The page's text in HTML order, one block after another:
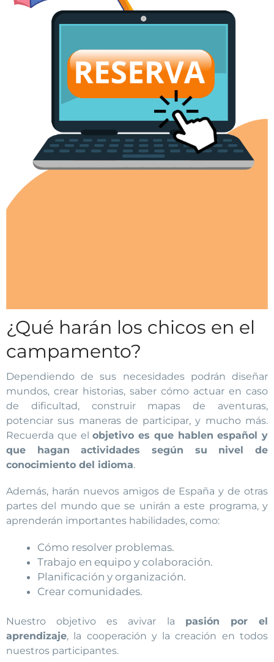
¿Qué harán los chicos en el
campamento?
Dependiendo de sus necesidades podrán diseñar
mundos, crear historias, saber cómo actuar en caso
de dificultad, construir mapas de aventuras,
potenciar sus maneras de participar, y mucho más.
Recuerda que elobjetivo es que hablen español y
que hagan actividades según su nivel de
conocimiento del idioma.
Además, harán nuevos amigos de España y de otras
partes del mundo que se unirán a este programa, y
aprenderán importantes habilidades, como:
Cómo resolver problemas.
Trabajo en equipo y colaboración.
Planificación y organización.
Crear comunidades.
Nuestro objetivo es avivar la pasión por el
aprendizaje, la cooperación y la creación en todos
nuestros participantes.